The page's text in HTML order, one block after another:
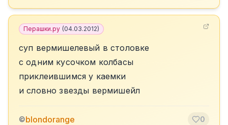
Перашки.ру (04.03.2012)
суп вермишелевый в столовке
с одним кусочком колбасы
приклеившимся у каемки
и словно звезды вермишейл
©blondorange 0